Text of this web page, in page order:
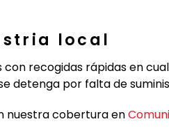
local
recogidas rápidas en
detenga por falta de
nuestra cobertura en